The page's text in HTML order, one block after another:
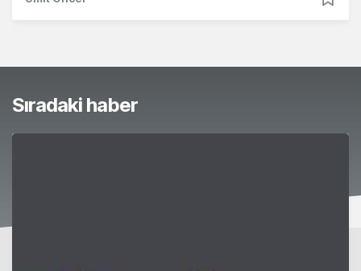
Sıradaki haber